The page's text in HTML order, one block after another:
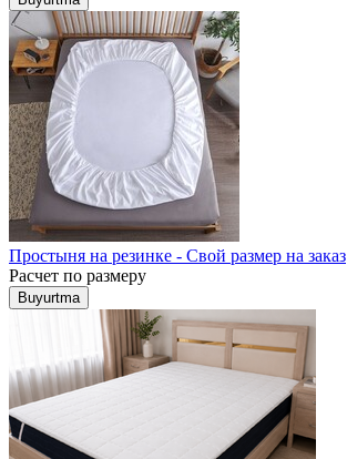
Простыня на резинке - Свой размер на заказ
Расчет по размеру
Buyurtma